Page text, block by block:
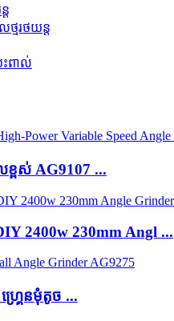
ត
មរថយន្ត
ពាល់
ខ្ពស់ AG9107 ...
2400w 230mm Angl ...
គ្រេនមុំតូច ...